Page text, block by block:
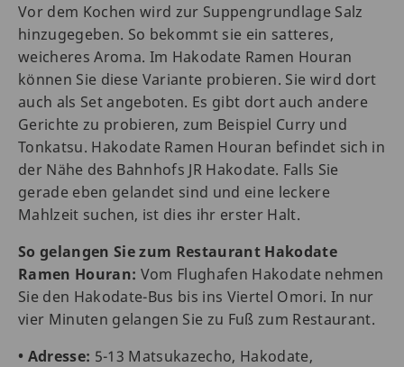
Vor dem Kochen wird zur Suppengrundlage Salz
hinzugegeben. So bekommt sie ein satteres,
weicheres Aroma. Im Hakodate Ramen Houran
können Sie diese Variante probieren. Sie wird dort
auch als Set angeboten. Es gibt dort auch andere
Gerichte zu probieren, zum Beispiel Curry und
Tonkatsu. Hakodate Ramen Houran befindet sich in
der Nähe des Bahnhofs JR Hakodate. Falls Sie
gerade eben gelandet sind und eine leckere
Mahlzeit suchen, ist dies ihr erster Halt.
So gelangen Sie zum Restaurant Hakodate
Ramen Houran: Vom Flughafen Hakodate nehmen
Sie den Hakodate-Bus bis ins Viertel Omori. In nur
vier Minuten gelangen Sie zu Fuß zum Restaurant.
• Adresse: 5-13 Matsukazecho, Hakodate,